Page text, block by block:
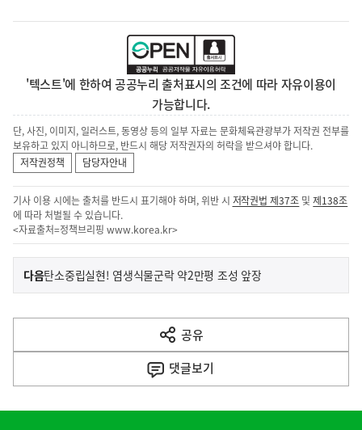
'텍스트'에 한하여 공공누리 출처표시의 조건에 따라 자유이용이
가능합니다.
단, 사진, 이미지, 일러스트, 동영상 등의 일부 자료는 문화체육관광부가 저작권 전부를
보유하고 있지 아니하므로, 반드시 해당 저작권자의 허락을 받으셔야 합니다.
저작권정책
담당자안내
기사 이용 시에는 출처를 반드시 표기해야 하며, 위반 시 저작권법 제37조 및제138조
에 따라 처벌될 수 있습니다.
<자료출처=정책브리핑 www.korea.kr>
이
전
다
음
다음기
탄소중립실현! 염생식물군락 약2만평 조성 앞장
공유
열
기
댓글보기